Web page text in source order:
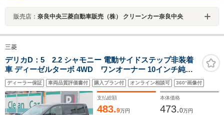
販売店： 奈良中央三菱自動車販売（株） クリーンカー奈良中央
三菱
デリカD：5 2.2 シャモニー 電動サイドステップ非装着
車 ディーゼルターボ 4WD ワンオーナー 10インチ純正
ナビ 後席モニター ETC2.0 Bluetooth 全周囲カメラ リア
ビュールームミラー ドライブレコーダー 衝突被害軽減ブ
レーキ 誤発進抑制機能 アダプティブクルーズコントロー
ル シートヒーター
ディーラー保証 車両品質評価書付 購入プラン付 オンライン相談可 360°画像付
支払総額
483.9万円
本体価格
473.0万円